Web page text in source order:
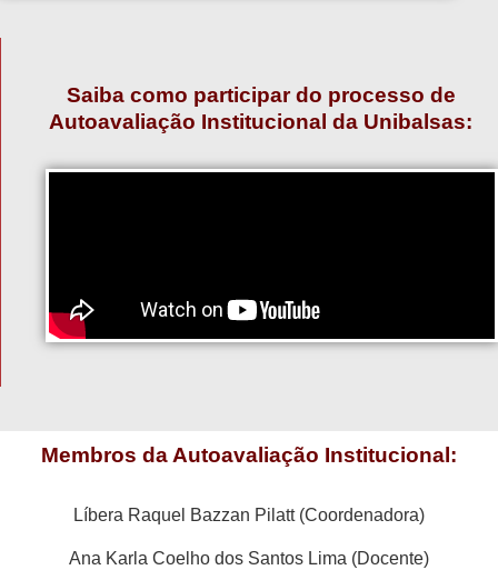
Saiba como participar do processo de
Autoavaliação Institucional da Unibalsas:
Membros da Autoavaliação Institucional:
Líbera Raquel Bazzan Pilatt (Coordenadora)
Ana Karla Coelho dos Santos Lima (Docente)